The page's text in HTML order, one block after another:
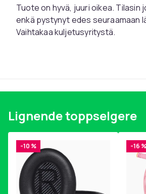
Tuote on hyvä, juuri oikea. Tilasin
enkä pystynyt edes seuraamaan
Vaihtakaa kuljetusyritystä.
Lignende toppselgere
-10 % -16 %